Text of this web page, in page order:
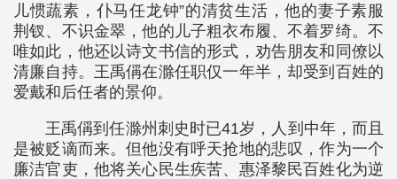
儿惯蔬素，仆马任龙钟”的清贫生活，他的妻子素服
荆钗、不识金翠，他的儿子粗衣布履、不着罗绮。不
唯如此，他还以诗文书信的形式，劝告朋友和同僚以
清廉自持。王禹偁在滁任职仅一年半，却受到百姓的
爱戴和后任者的景仰。
王禹偁到任滁州刺史时已41岁，人到中年，而且
是被贬谪而来。但他没有呼天抢地的悲叹，作为一个
廉洁官吏，他将关心民生疾苦、惠泽黎民百姓化为逆